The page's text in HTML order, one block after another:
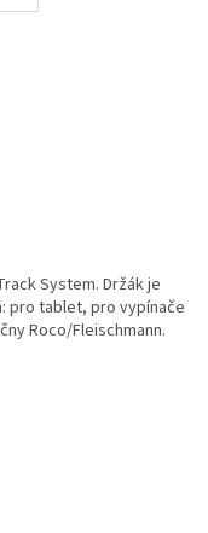
System. Držák je
pro tablet, pro vypínače
Roco/Fleischmann.